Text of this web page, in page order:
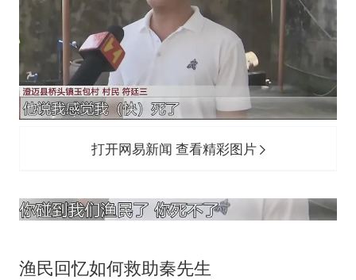
打开网易新闻 查看精彩图片
渔民回忆如何救助秦先生